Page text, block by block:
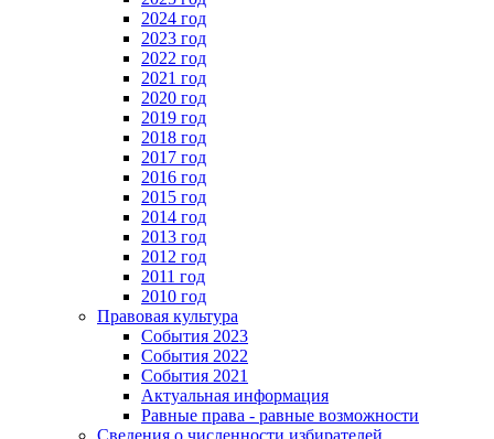
2024 год
2023 год
2022 год
2021 год
2020 год
2019 год
2018 год
2017 год
2016 год
2015 год
2014 год
2013 год
2012 год
2011 год
2010 год
Правовая культура
События 2023
События 2022
События 2021
Актуальная информация
Равные права - равные возможности
Сведения о численности избирателей